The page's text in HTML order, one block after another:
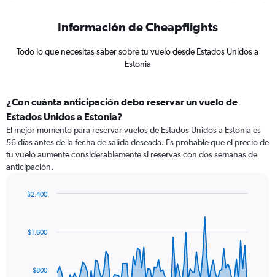
Información de Cheapflights
Todo lo que necesitas saber sobre tu vuelo desde Estados Unidos a
Estonia
¿Con cuánta anticipación debo reservar un vuelo de
Estados Unidos a Estonia?
El mejor momento para reservar vuelos de Estados Unidos a Estonia es
56 días antes de la fecha de salida deseada. Es probable que el precio de
tu vuelo aumente considerablemente si reservas con dos semanas de
anticipación.
data
The$800
$1.600
$2.400